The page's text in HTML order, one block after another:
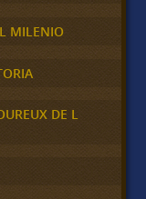
MILENIO
DE L